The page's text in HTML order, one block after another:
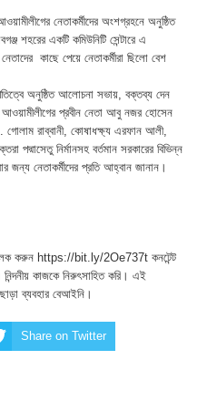
নেতাকর্মীদের অংশগ্রহনে অনুষ্ঠিত
শহরের একটি কমিউনিটি সেন্টারে এ
কাছে পেয়ে নেতাকর্মীরা ছিলো বেশ
অনুষ্ঠিত আলোচনা সভায়, বক্তব্য দেন
প্রবীন নেতা আবু নজর হোসেন
গোলাম রাব্বানী, কোষাধক্ষ্য এরফান আলী,
পদ্মাসেতু নির্মানসহ বর্তমান সরকারের বিভিন্ন
জন্য নেতাকর্মীদের প্রতি আহ্বান জানান।
ক্লিক করুন https://bit.ly/2Oe737t কনটেন্ট
কাজকে নিরুৎসাহিত করি। এই
ব্যবহার বেআইনি।
Share on Twitter